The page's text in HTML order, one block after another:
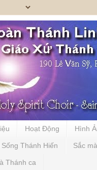
Hoạt Động Hình
Thánh Hiến Sắc
Thánh ca